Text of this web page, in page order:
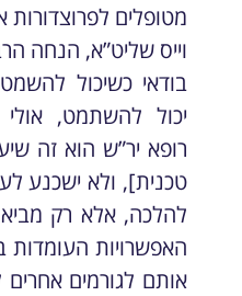
מטופלים
וייס שליט”א, הנחה
בודאי כשיכול
יכול להשתמט,
רופא יר”ש הוא זה
טכנית], ולא ישכנע
להלכה, אלא רק מביא
האפשרויות העומדות
אותם לגורמים אחרים